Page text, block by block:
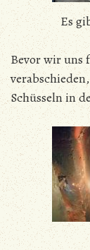
Es
Bevor wir uns
Schüsseln in